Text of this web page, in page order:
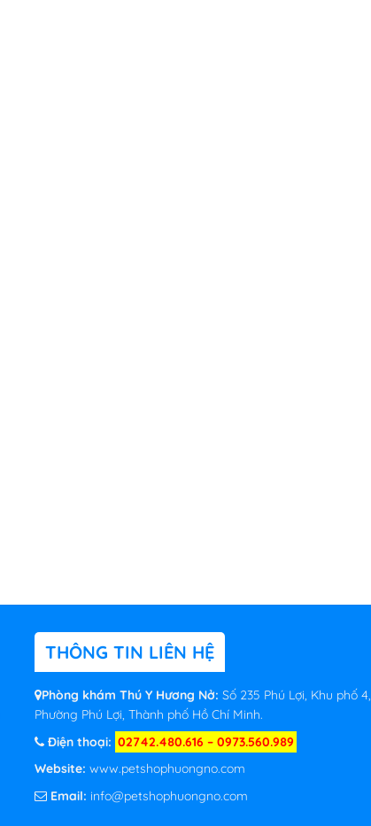
THÔNG TIN LIÊN HỆ
Phòng khám Thú Y Hương Nở: Số 235 Phú Lợi, Khu phố 4,
Phường Phú Lợi, Thành phố Hồ Chí Minh.
Điện thoại: 02742.480.616 – 0973.560.989
Website: www.petshophuongno.com
Email: info@petshophuongno.com